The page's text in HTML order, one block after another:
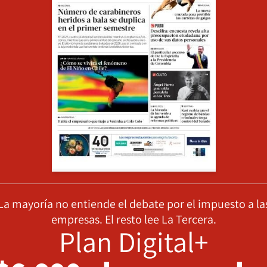
mayoría no entiende el debate por el impuesto a
empresas. El resto lee La Tercera.
Plan Digital+